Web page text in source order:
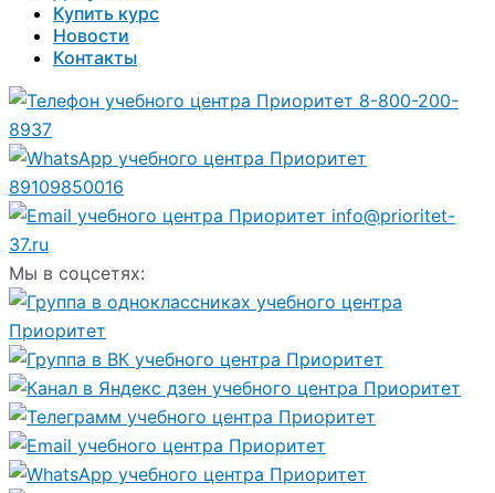
Купить курс
Новости
Контакты
8-800-200-
8937
89109850016
info@prioritet-
37.ru
Мы в соцсетях: